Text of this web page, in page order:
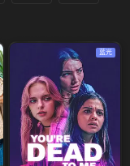
蓝光